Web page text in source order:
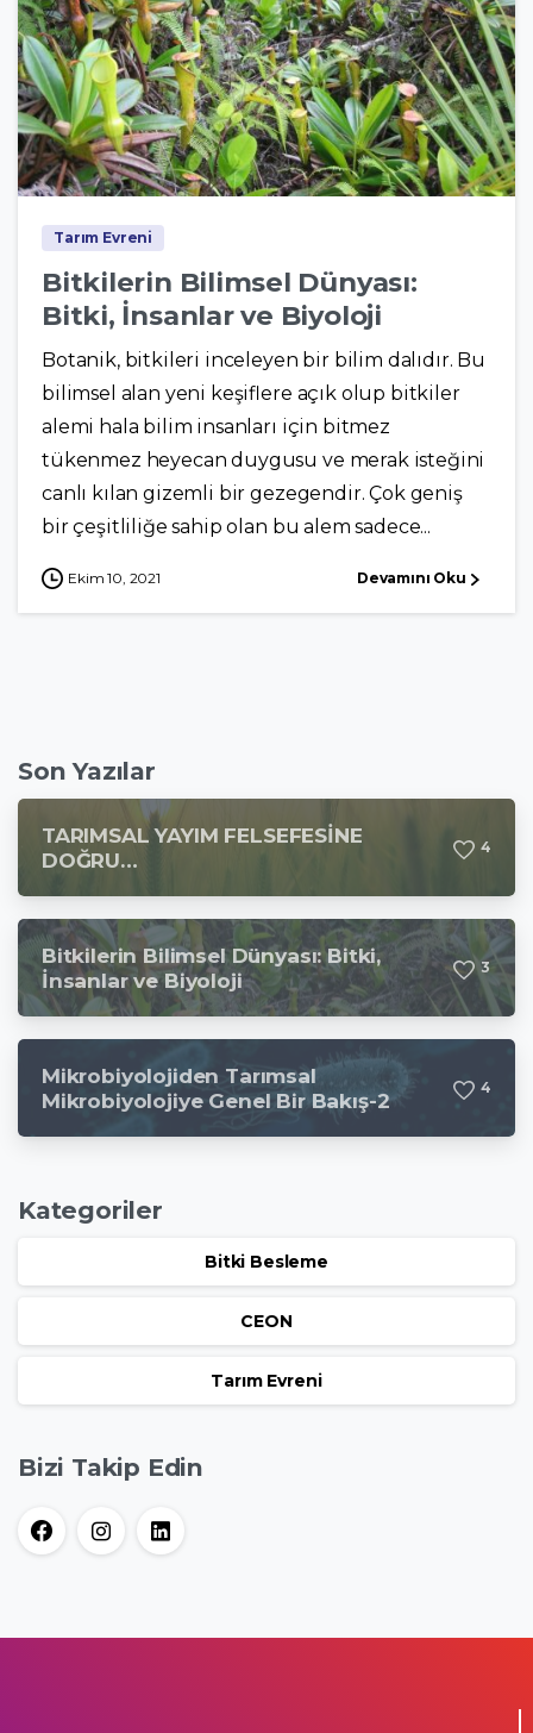
0 3
Tarım Evreni
Bitkilerin Bilimsel Dünyası:
Bitki, İnsanlar ve Biyoloji
Botanik, bitkileri inceleyen bir bilim dalıdır. Bu
bilimsel alan yeni keşiflere açık olup bitkiler
alemi hala bilim insanları için bitmez
tükenmez heyecan duygusu ve merak isteğini
canlı kılan gizemli bir gezegendir. Çok geniş
bir çeşitliliğe sahip olan bu alem sadece...
Ekim 10, 2021 Devamını Oku
Son Yazılar
TARIMSAL YAYIM FELSEFESİNE
DOĞRU…
4
Bitkilerin Bilimsel Dünyası: Bitki,
İnsanlar ve Biyoloji
3
Mikrobiyolojiden Tarımsal
Mikrobiyolojiye Genel Bir Bakış-2
4
Kategoriler
Bitki Besleme
CEON
Tarım Evreni
Bizi Takip Edin